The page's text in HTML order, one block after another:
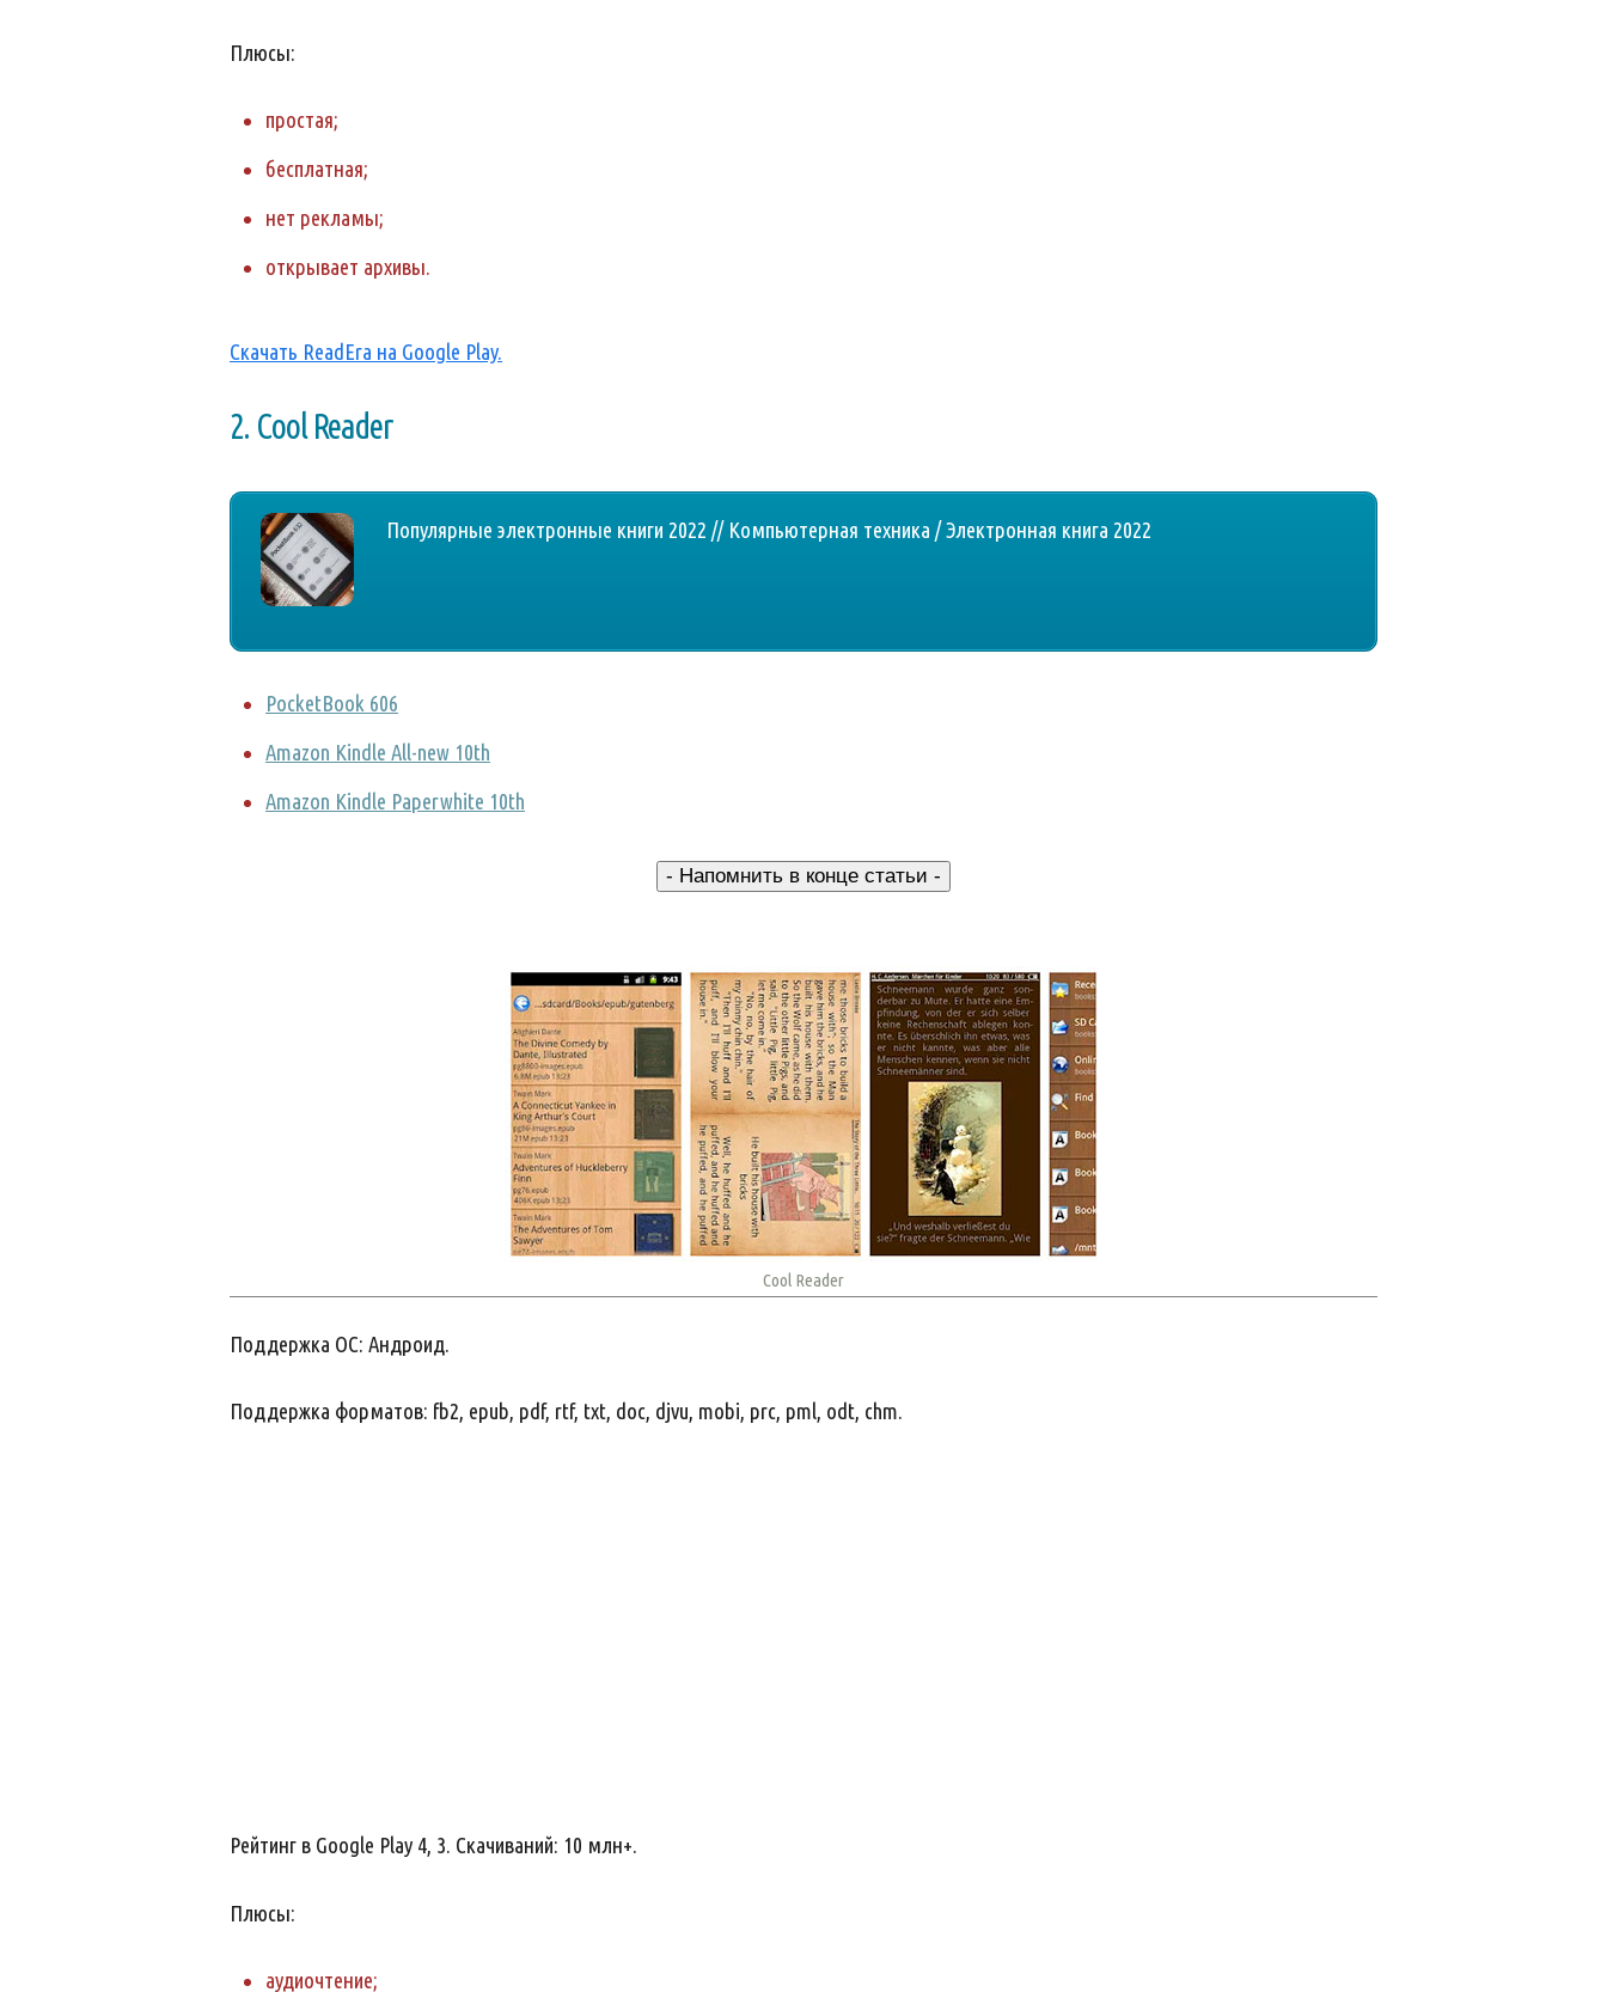
Плюсы:
простая;
бесплатная;
нет рекламы;
открывает архивы.
Скачать ReadEra на Google Play.
2. Cool Reader
Популярные электронные книги 2022 // Компьютерная техника / Электронная книга 2022
PocketBook 606
Amazon Kindle All-new 10th
Amazon Kindle Paperwhite 10th
- Напомнить в конце статьи -
Cool Reader
Поддержка ОС: Андроид.
Поддержка форматов: fb2, epub, pdf, rtf, txt, doc, djvu, mobi, prc, pml, odt, chm.
Рейтинг в Google Play 4, 3. Скачиваний: 10 млн+.
Плюсы:
аудиочтение;